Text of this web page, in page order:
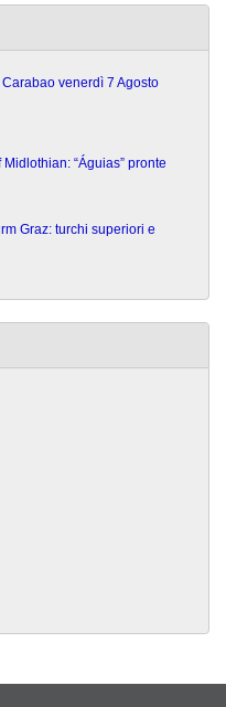
venerdì 7 Agosto
“Águias” pronte
Graz: turchi superiori e